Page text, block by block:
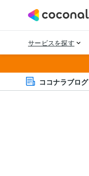
ココナラブログ